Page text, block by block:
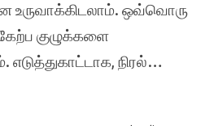
உருவாக்கிடலாம். ஒவ்வொரு
குழுக்களை
நிரல்…